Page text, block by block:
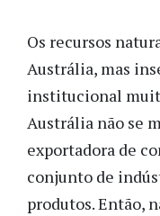
Os recursos
Austrália, mas
institucional
Austrália não se
exportadora de
conjunto de
produtos. Então,